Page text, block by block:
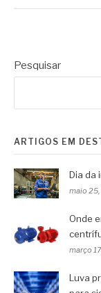
Pesquisar
ARTIGOS EM
Dia da
maio
Onde
março
Luva